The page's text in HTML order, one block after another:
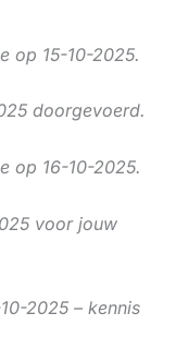
op 15-10-2025.
doorgevoerd.
op 16-10-2025.
voor jouw
2025 – kennis